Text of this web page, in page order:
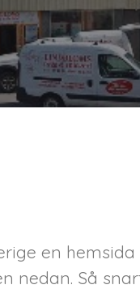
en hemsida
nedan. Så